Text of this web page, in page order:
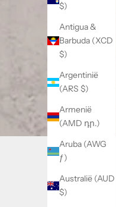
$)
Antigua &
Barbuda (XCD
$)
Argentinië
(ARS $)
Armenië
(AMD դր.)
Aruba (AWG
ƒ)
Australië (AUD
$)